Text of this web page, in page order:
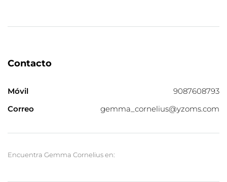
Contacto
Móvil
9087608793
Correo
gemma_cornelius@yzoms.com
Encuentra Gemma Cornelius en: